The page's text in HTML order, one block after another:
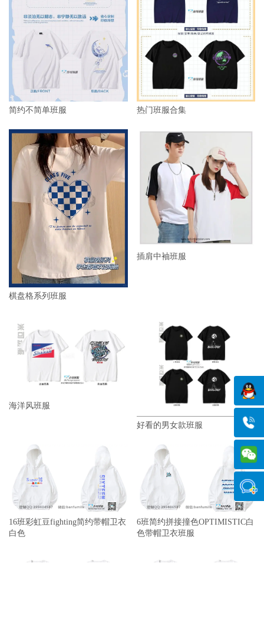
简约不简单班服 热门班服合集
棋盘格系列班服
插肩中袖班服
海洋风班服
好看的男女款班服
16班彩虹豆fighting简约带帽卫衣
白色
6班简约拼接撞色OPTIMISTIC白
色带帽卫衣班服